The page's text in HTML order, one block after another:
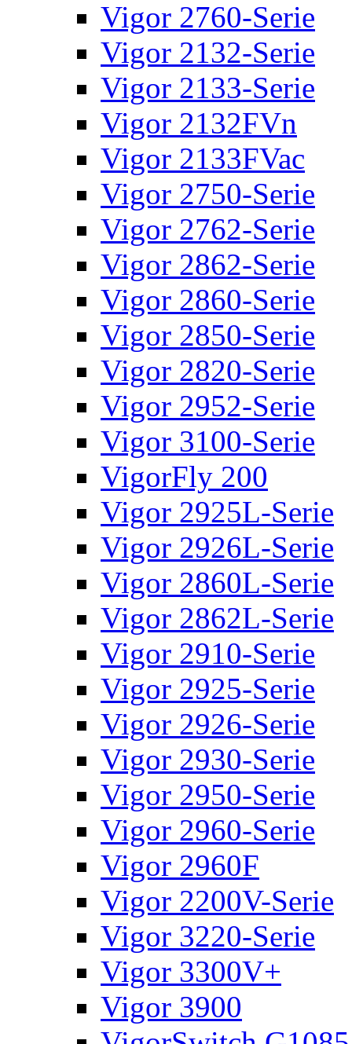
Vigor 2760-Serie
Vigor 2132-Serie
Vigor 2133-Serie
Vigor 2132FVn
Vigor 2133FVac
Vigor 2750-Serie
Vigor 2762-Serie
Vigor 2862-Serie
Vigor 2860-Serie
Vigor 2850-Serie
Vigor 2820-Serie
Vigor 2952-Serie
Vigor 3100-Serie
VigorFly 200
Vigor 2925L-Serie
Vigor 2926L-Serie
Vigor 2860L-Serie
Vigor 2862L-Serie
Vigor 2910-Serie
Vigor 2925-Serie
Vigor 2926-Serie
Vigor 2930-Serie
Vigor 2950-Serie
Vigor 2960-Serie
Vigor 2960F
Vigor 2200V-Serie
Vigor 3220-Serie
Vigor 3300V+
Vigor 3900